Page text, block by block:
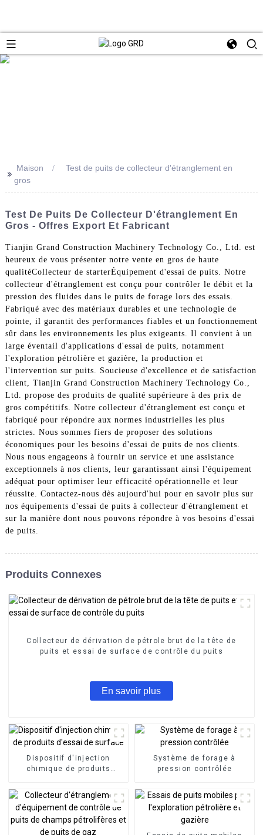
>> Maison
Test de puits de collecteur d'étranglement en
gros
Test De Puits De Collecteur D'étranglement En
Gros - Offres Export Et Fabricant
Tianjin Grand Construction Machinery Technology Co., Ltd. est
heureux de vous présenter notre vente en gros de haute
qualitéCollecteur de starterÉquipement d'essai de puits. Notre
collecteur d'étranglement est conçu pour contrôler le débit et la
pression des fluides dans le puits de forage lors des essais.
Fabriqué avec des matériaux durables et une technologie de
pointe, il garantit des performances fiables et un fonctionnement
sûr dans les environnements les plus exigeants. Il convient à un
large éventail d'applications d'essai de puits, notamment
l'exploration pétrolière et gazière, la production et
l'intervention sur puits. Soucieuse d'excellence et de satisfaction
client, Tianjin Grand Construction Machinery Technology Co.,
Ltd. propose des produits de qualité supérieure à des prix de
gros compétitifs. Notre collecteur d'étranglement est conçu et
fabriqué pour répondre aux normes industrielles les plus
strictes. Nous sommes fiers de proposer des solutions
économiques pour les besoins d'essai de puits de nos clients.
Nous nous engageons à fournir un service et une assistance
exceptionnels à nos clients, leur garantissant ainsi l'équipement
adéquat pour optimiser leur efficacité opérationnelle et leur
réussite. Contactez-nous dès aujourd'hui pour en savoir plus sur
nos équipements d'essai de puits à collecteur d'étranglement et
sur la manière dont nous pouvons répondre à vos besoins d'essai
de puits.
Produits Connexes
Collecteur de dérivation de pétrole brut de la tête de
puits et essai de surface de contrôle du puits
En savoir plus
Dispositif d'injection
chimique de produits
Système de forage à
pression contrôlée